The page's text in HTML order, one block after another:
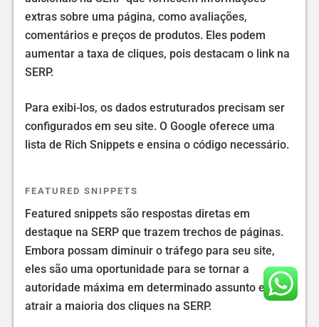
extras sobre uma página, como avaliações,
comentários e preços de produtos. Eles podem
aumentar a taxa de cliques, pois destacam o link na
SERP.
Para exibi-los, os dados estruturados precisam ser
configurados em seu site. O Google oferece uma
lista de Rich Snippets e ensina o código necessário.
FEATURED SNIPPETS
Featured snippets são respostas diretas em
destaque na SERP que trazem trechos de páginas.
Embora possam diminuir o tráfego para seu site,
eles são uma oportunidade para se tornar a
autoridade máxima em determinado assunto e
atrair a maioria dos cliques na SERP.